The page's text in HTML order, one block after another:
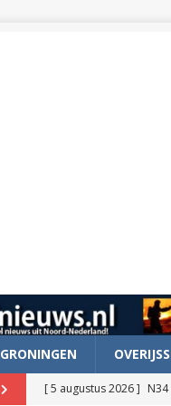
GRONINGEN
[ 5 augustus 2026 ]